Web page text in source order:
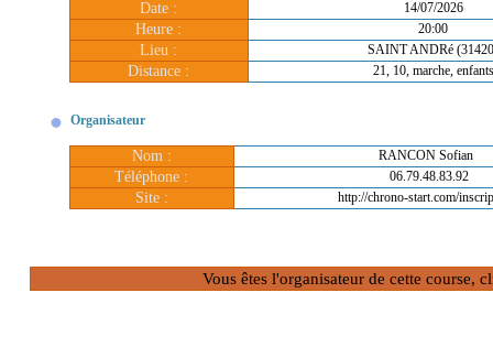
Date : 14/07/2026
Heure : 20:00
Lieu : SAINT ANDRé
Distance : 21, 10, marche, enfants
Organisateur
Nom : RANCON Sofian
Téléphone : 06.79.48.83.92
Site : http://chrono-start.com/
Vous êtes l'organisateur de cette course,